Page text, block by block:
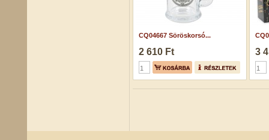
CQ04667 Söröskorsó...
2 610 Ft 3